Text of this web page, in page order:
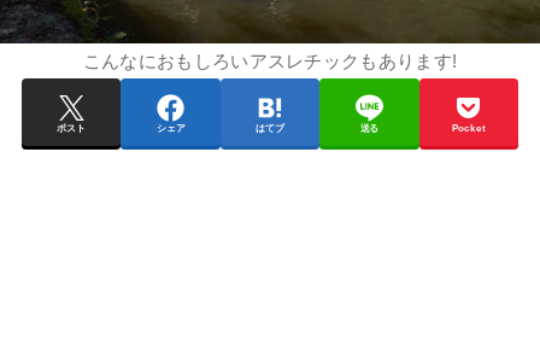
こんなにおもしろいアスレチックもあります!
ポスト シェア はてブ 送る Pocket